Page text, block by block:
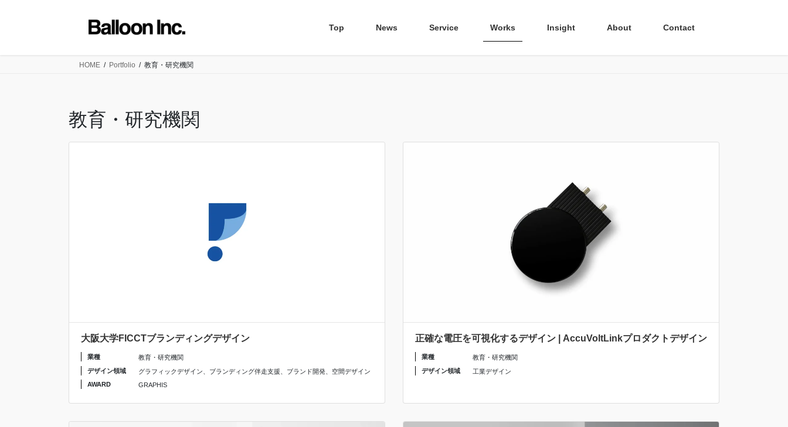
Top News Service Works Insight About Contact
HOME Portfolio 教育・研究機関
教育・研究機関
大阪大学FICCTブランディングデザイン
業種
教育・研究機関
デザイン領域
グラフィックデザイン ブランディング伴走支援 ブランド開発
空間デザイン
AWARD
GRAPHIS
正確な電圧を可視化するデザイン | AccuVoltLinkプロダクトデザイン
業種
教育・研究機関
デザイン領域
工業デザイン